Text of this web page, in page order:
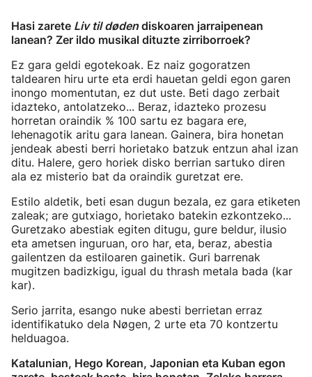
Hasi zarete Liv til dødendiskoaren jarraipenean
lanean? Zer ildo musikal dituzte zirriborroek?
Ez gara geldi egotekoak. Ez naiz gogoratzen
taldearen hiru urte eta erdi hauetan geldi egon garen
inongo momentutan, ez dut uste. Beti dago zerbait
idazteko, antolatzeko... Beraz, idazteko prozesu
horretan oraindik % 100 sartu ez bagara ere,
lehenagotik aritu gara lanean. Gainera, bira honetan
jendeak abesti berri horietako batzuk entzun ahal izan
ditu. Halere, gero horiek disko berrian sartuko diren
ala ez misterio bat da oraindik guretzat ere.
Estilo aldetik, beti esan dugun bezala, ez gara etiketen
zaleak; are gutxiago, horietako batekin ezkontzeko...
Guretzako abestiak egiten ditugu, gure beldur, ilusio
eta ametsen inguruan, oro har, eta, beraz, abestia
gailentzen da estiloaren gainetik. Guri barrenak
mugitzen badizkigu, igual du thrash metala bada (kar
kar).
Serio jarrita, esango nuke abesti berrietan erraz
identifikatuko dela Nøgen, 2 urte eta 70 kontzertu
helduagoa.
Katalunian, Hego Korean, Japonian eta Kuban egon